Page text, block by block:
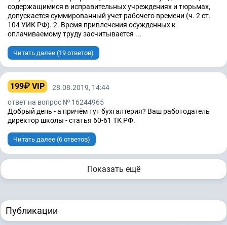
содержащимися в исправительных учреждениях и тюрьмах,
допускается суммированный учет рабочего времени (ч. 2 ст.
104 УИК РФ). 2. Время привлечения осужденных к
оплачиваемому труду засчитывается ...
Читать далее (19 ответов)
199₽ VIP
28.08.2019, 14:44
ответ на вопрос № 16244965
Добрый день - а причём тут бухгалтерия? Ваш работодатель
директор школы - статья 60-61 ТК РФ.
Читать далее (6 ответов)
Показать ещё
Публикации